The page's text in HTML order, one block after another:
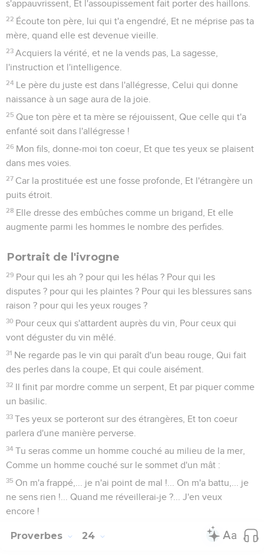
s'appauvrissent, Et l'assoupissement fait porter des haillons.
22 Écoute ton père, lui qui t'a engendré, Et ne méprise pas ta
mère, quand elle est devenue vieille.
23 Acquiers la vérité, et ne la vends pas, La sagesse,
l'instruction et l'intelligence.
24 Le père du juste est dans l'allégresse, Celui qui donne
naissance à un sage aura de la joie.
25 Que ton père et ta mère se réjouissent, Que celle qui t'a
enfanté soit dans l'allégresse !
26 Mon fils, donne-moi ton coeur, Et que tes yeux se plaisent
dans mes voies.
27 Car la prostituée est une fosse profonde, Et l'étrangère un
puits étroit.
28 Elle dresse des embûches comme un brigand, Et elle
augmente parmi les hommes le nombre des perfides.
Portrait de l'ivrogne
29 Pour qui les ah ? pour qui les hélas ? Pour qui les
disputes ? pour qui les plaintes ? Pour qui les blessures sans
raison ? pour qui les yeux rouges ?
30 Pour ceux qui s'attardent auprès du vin, Pour ceux qui
vont déguster du vin mêlé.
31 Ne regarde pas le vin qui paraît d'un beau rouge, Qui fait
des perles dans la coupe, Et qui coule aisément.
32 Il finit par mordre comme un serpent, Et par piquer comme
un basilic.
33 Tes yeux se porteront sur des étrangères, Et ton coeur
parlera d'une manière perverse.
34 Tu seras comme un homme couché au milieu de la mer,
Comme un homme couché sur le sommet d'un mât :
35 On m'a frappé,... je n'ai point de mal !... On m'a battu,... je
ne sens rien !... Quand me réveillerai-je ?... J'en veux
encore !
Proverbes 24